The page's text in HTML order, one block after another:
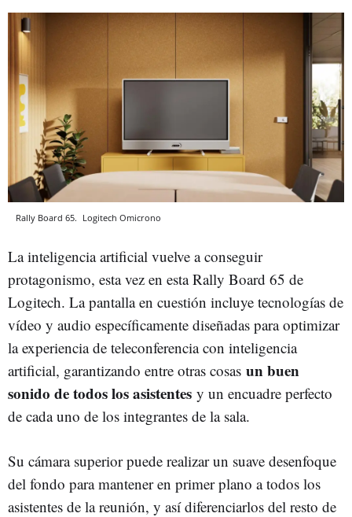
Rally Board 65. Logitech Omicrono
La inteligencia artificial vuelve a conseguir
protagonismo, esta vez en esta Rally Board 65 de
Logitech. La pantalla en cuestión incluye tecnologías de
vídeo y audio específicamente diseñadas para optimizar
la experiencia de teleconferencia con inteligencia
artificial, garantizando entre otras cosas un buen
sonido de todos los asistentes y un encuadre perfecto
de cada uno de los integrantes de la sala.
Su cámara superior puede realizar un suave desenfoque
del fondo para mantener en primer plano a todos los
asistentes de la reunión, y así diferenciarlos del resto de